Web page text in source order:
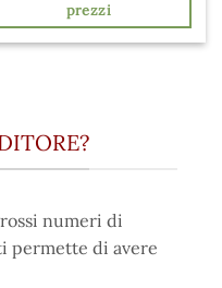
prezzi
numeri di
permette di avere